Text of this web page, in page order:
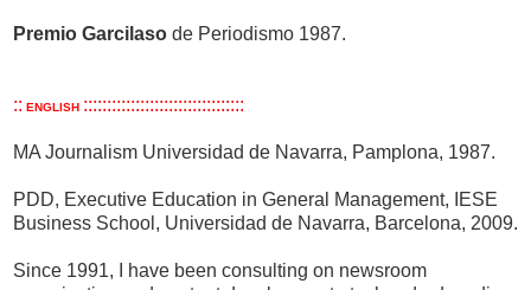
Premio Garcilaso de Periodismo 1987.
:: ENGLISH ::::::::::::::::::::::::::::::::::
MA Journalism Universidad de Navarra, Pamplona, 1987.
PDD, Executive Education in General Management, IESE
Business School, Universidad de Navarra, Barcelona, 2009.
Since 1991, I have been consulting on newsroom